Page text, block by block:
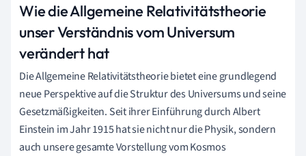
Wie die Allgemeine Relativitätstheorie
unser Verständnis vom Universum
verändert hat
Die Allgemeine Relativitätstheorie bietet eine grundlegend
neue Perspektive auf die Struktur des Universums und seine
Gesetzmäßigkeiten. Seit ihrer Einführung durch Albert
Einstein im Jahr 1915 hat sie nicht nur die Physik, sondern
auch unsere gesamte Vorstellung vom Kosmos